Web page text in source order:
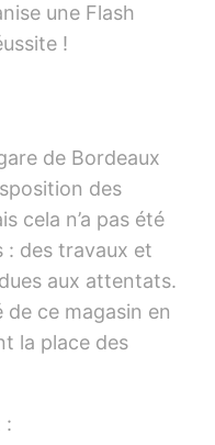
une Flash
!
de Bordeaux
des
cela n’a pas été
: des travaux et
aux attentats.
de ce magasin en
la place des
: